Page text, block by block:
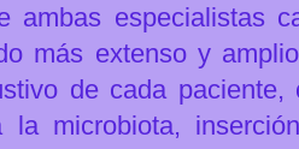
ambas especialistas
más extenso y
de cada paciente,
la microbiota,